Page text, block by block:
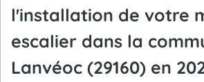
l'installation de votre
escalier dans la
Lanvéoc (29160) en